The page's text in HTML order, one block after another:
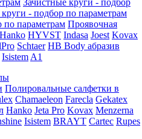
Зачистные круги - подбор
- подбор по параметрам
по параметрам Проявочная
Hanko HYVST Indasa Joest Kovax
Schtaer HB Body абразив
Isistem A1
Полировальные салфетки в
Chamaeleon Farecla Gekatex
Hanko Jeta Pro Kovax Menzerna
Isistem BRAYT Cartec Rupes